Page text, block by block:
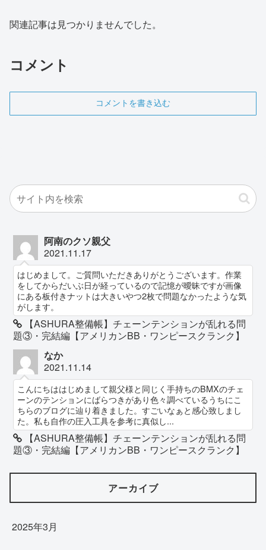
関連記事は見つかりませんでした。
コメント
コメントを書き込む
阿南のクソ親父
2021.11.17
はじめまして。ご質問いただきありがとうございます。作業
をしてからだいぶ日が経っているので記憶が曖昧ですが画像
にある板付きナットは大きいやつ2枚で問題なかったような気
がします。
【ASHURA整備帳】チェーンテンションが乱れる問
題③・完結編【アメリカンBB・ワンピースクランク】
なか
2021.11.14
こんにちははじめまして親父様と同じく手持ちのBMXのチェ
ーンのテンションにばらつきがあり色々調べているうちにこ
ちらのブログに辿り着きました。すごいなぁと感心致しまし
た。私も自作の圧入工具を参考に真似し...
【ASHURA整備帳】チェーンテンションが乱れる問
題③・完結編【アメリカンBB・ワンピースクランク】
アーカイブ
2025年3月